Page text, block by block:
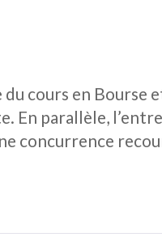
cours en Bourse
En parallèle,
concurrence